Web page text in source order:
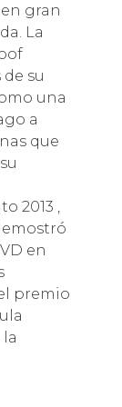
gran
La
su
una
a
que
2013 ,
en
premio